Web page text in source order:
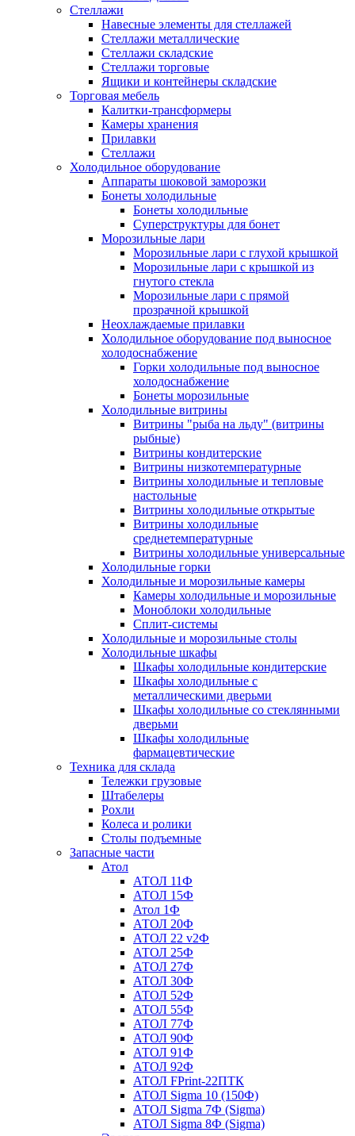
Стеллажи
Навесные элементы для стеллажей
Стеллажи металлические
Стеллажи складские
Стеллажи торговые
Ящики и контейнеры складские
Торговая мебель
Калитки-трансформеры
Камеры хранения
Прилавки
Стеллажи
Холодильное оборудование
Аппараты шоковой заморозки
Бонеты холодильные
Бонеты холодильные
Суперструктуры для бонет
Морозильные лари
Морозильные лари с глухой крышкой
Морозильные лари с крышкой из
гнутого стекла
Морозильные лари с прямой
прозрачной крышкой
Неохлаждаемые прилавки
Холодильное оборудование под выносное
холодоснабжение
Горки холодильные под выносное
холодоснабжение
Бонеты морозильные
Холодильные витрины
Витрины "рыба на льду" (витрины
рыбные)
Витрины кондитерские
Витрины низкотемпературные
Витрины холодильные и тепловые
настольные
Витрины холодильные открытые
Витрины холодильные
среднетемпературные
Витрины холодильные универсальные
Холодильные горки
Холодильные и морозильные камеры
Камеры холодильные и морозильные
Моноблоки холодильные
Сплит-системы
Холодильные и морозильные столы
Холодильные шкафы
Шкафы холодильные кондитерские
Шкафы холодильные с
металлическими дверьми
Шкафы холодильные со стеклянными
дверьми
Шкафы холодильные
фармацевтические
Техника для склада
Тележки грузовые
Штабелеры
Рохли
Колеса и ролики
Столы подъемные
Запасные части
Атол
АТОЛ 11Ф
АТОЛ 15Ф
Атол 1Ф
АТОЛ 20Ф
АТОЛ 22 v2Ф
АТОЛ 25Ф
АТОЛ 27Ф
АТОЛ 30Ф
АТОЛ 52Ф
АТОЛ 55Ф
АТОЛ 77Ф
АТОЛ 90Ф
АТОЛ 91Ф
АТОЛ 92Ф
АТОЛ FPrint-22ПТК
АТОЛ Sigma 10 (150Ф)
АТОЛ Sigma 7Ф (Sigma)
АТОЛ Sigma 8Ф (Sigma)